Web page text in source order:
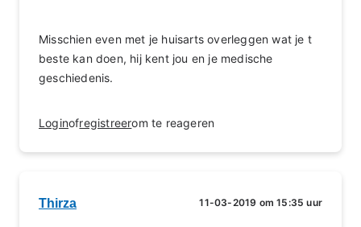
Misschien even met je huisarts overleggen wat je t
beste kan doen, hij kent jou en je medische
geschiedenis.
Loginofregistreerom te reageren
Thirza 11-03-2019 om 15:35 uur